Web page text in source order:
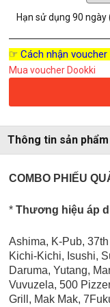
Hạn sử dụng90 ngày
☞ Cách nhận voucher
Mua voucher Dookki
Thông tin sản phẩm
COMBO PHIẾU
*Thương hiệu áp
Ashima, K-Pub,
Kichi-Kichi, Isushi,
Daruma, Yutang,
Vuvuzela, 500
Grill, Mak Mak,